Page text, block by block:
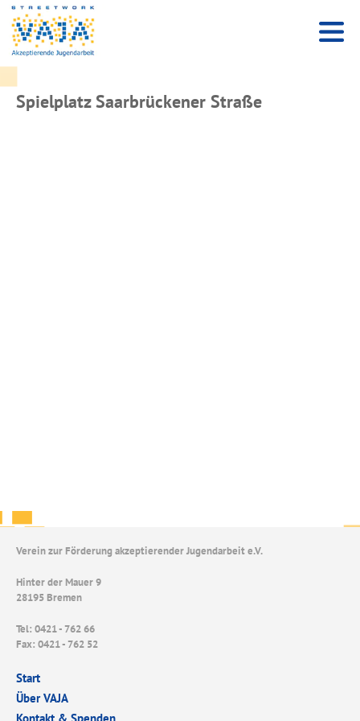
Spielplatz Saarbrückener Straße
Verein zur Förderung akzeptierender Jugendarbeit e.V.
Hinter der Mauer 9
28195 Bremen
Tel: 0421 - 762 66
Fax: 0421 - 762 52
Start
Über VAJA